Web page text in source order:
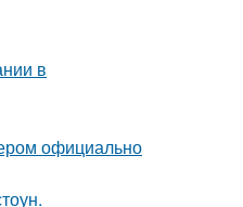
в
официально